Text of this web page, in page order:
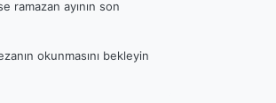
ramazan ayının son
okunmasını bekleyin